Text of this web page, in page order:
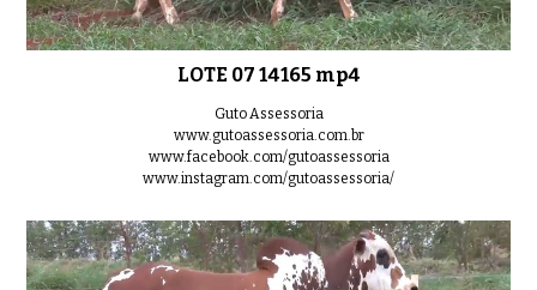
0:50 LOTE 27 13838 mp4
LOTE 07 14165 mp4
Guto Assessoria
www.gutoassessoria.com.br
www.facebook.com/gutoassessoria
www.instagram.com/gutoassessoria/